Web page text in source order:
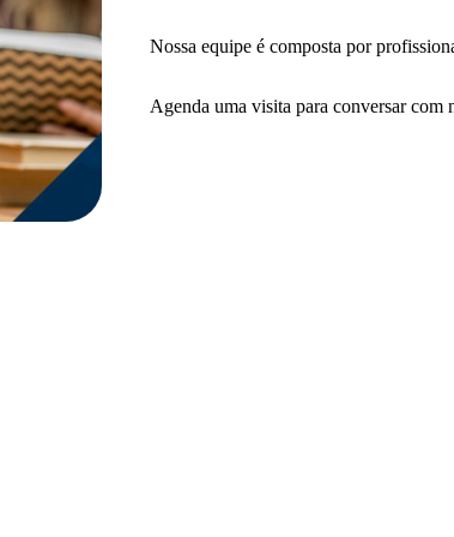
Nossa equipe é composta por
Agenda uma visita para conversar com